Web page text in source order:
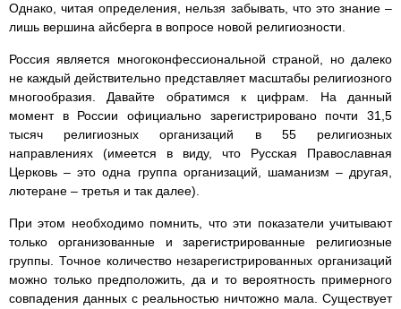
Однако, читая определения, нельзя забывать, что это знание –
лишь вершина айсберга в вопросе новой религиозности.
Россия является многоконфессиональной страной, но далеко
не каждый действительно представляет масштабы религиозного
многообразия. Давайте обратимся к цифрам. На данный
момент в России официально зарегистрировано почти 31,5
тысяч религиозных организаций в 55 религиозных
направлениях (имеется в виду, что Русская Православная
Церковь – это одна группа организаций, шаманизм – другая,
лютеране – третья и так далее).
При этом необходимо помнить, что эти показатели учитывают
только организованные и зарегистрированные религиозные
группы. Точное количество незарегистрированных организаций
можно только предположить, да и то вероятность примерного
совпадения данных с реальностью ничтожно мала. Существует